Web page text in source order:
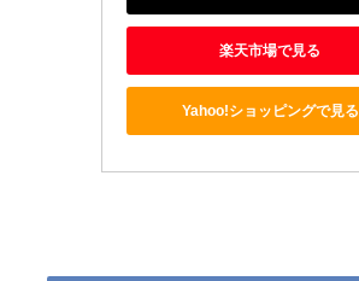
楽天市場で見る
Yahoo!ショッピングで見る